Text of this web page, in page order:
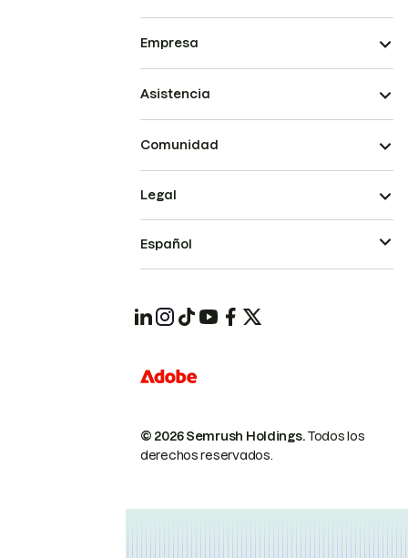
Empresa
Asistencia
Comunidad
© 2026 Semrush Holdings.Todos los
derechos reservados.
Legal
Español